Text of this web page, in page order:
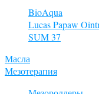
BioAqua
Lucas Papaw
SUM 37
Масла
Мезотерапия